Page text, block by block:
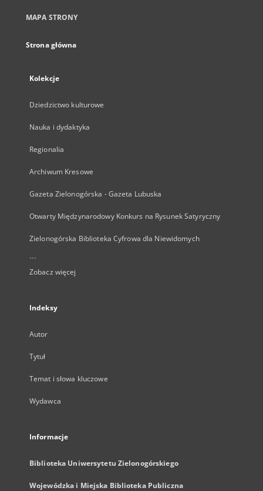
MAPA STRONY
Strona główna
Kolekcje
Dziedzictwo kulturowe
Nauka i dydaktyka
Regionalia
Archiwum Kresowe
Gazeta Zielonogórska - Gazeta Lubuska
Otwarty Międzynarodowy Konkurs na Rysunek Satyryczny
Zielonogórska Biblioteka Cyfrowa dla Niewidomych
...
Zobacz więcej
Indeksy
Autor
Tytuł
Temat i słowa kluczowe
Wydawca
Informacje
Biblioteka Uniwersytetu Zielonogórskiego
Wojewódzka i Miejska Biblioteka Publiczna